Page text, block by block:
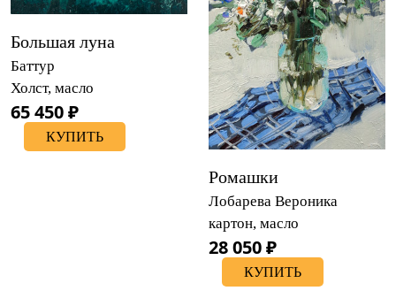
Большая луна
Баттур
Холст, масло
65 450 ₽
КУПИТЬ
Ромашки
Лобарева Вероника
картон, масло
28 050 ₽
КУПИТЬ